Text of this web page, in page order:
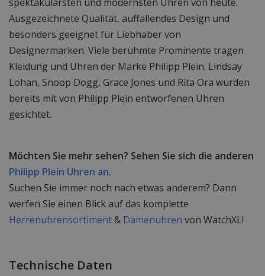
Ausgezeichnete Qualität, auffallendes Design und
besonders geeignet für Liebhaber von
Designermarken. Viele berühmte Prominente tragen
Kleidung und Uhren der Marke Philipp Plein. Lindsay
Lohan, Snoop Dogg, Grace Jones und Rita Ora wurden
bereits mit von Philipp Plein entworfenen Uhren
gesichtet.
Möchten Sie mehr sehen? Sehen Sie sich die anderen
Philipp Plein Uhren an.
Suchen Sie immer noch nach etwas anderem? Dann
werfen Sie einen Blick auf das komplette
Herrenuhrensortiment& Damenuhren von WatchXL!
Technische Daten